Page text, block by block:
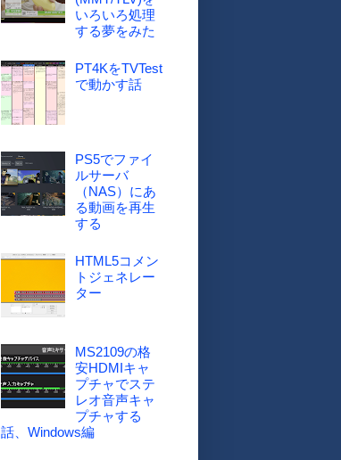
いろいろ処理
する夢をみた
PT4KをTVTest
で動かす話
PS5でファイ
ルサーバ
（NAS）にあ
る動画を再生
する
HTML5コメン
トジェネレー
ター
MS2109の格
安HDMIキャ
プチャでステ
レオ音声キャ
プチャする
話、Windows編